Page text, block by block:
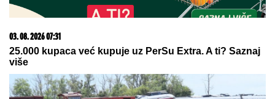
15. 07. 2026 07:44